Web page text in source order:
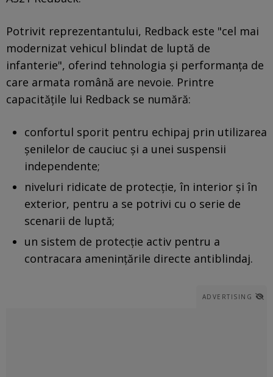
Potrivit reprezentantului, Redback este "cel mai
modernizat vehicul blindat de luptă de
infanterie", oferind tehnologia și performanța de
care armata română are nevoie. Printre
capacitățile lui Redback se numără:
confortul sporit pentru echipaj prin utilizarea
șenilelor de cauciuc și a unei suspensii
independente;
niveluri ridicate de protecție, în interior și în
exterior, pentru a se potrivi cu o serie de
scenarii de luptă;
un sistem de protecție activ pentru a
contracara amenințările directe antiblindaj.
ADVERTISING